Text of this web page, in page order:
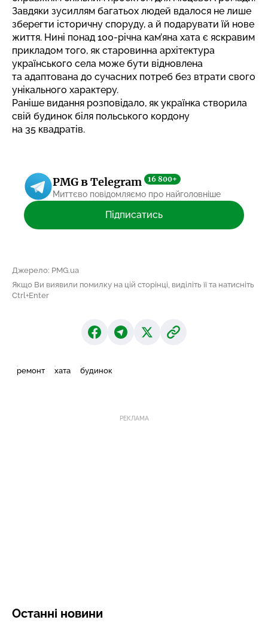
Завдяки зусиллям багатьох людей вдалося не лише
зберегти історичну споруду, а й подарувати їй нове
життя. Нині понад 100-річна кам’яна хата є яскравим
прикладом того, як старовинна архітектура
українського села може бути відновлена
та адаптована до сучасних потреб без втрати свого
унікального характеру.
Раніше видання розповідало, як українка створила
свій будинок біля польського кордону
на 35 квадратів.
PMG в Telegram 16 800+
Миттєво повідомляємо про найголовніше
Підписатись
Джерело: PMG.ua
Якщо Ви виявили помилку на цій сторінці, виділіть її та натисніть
Ctrl+Enter
ремонт хата будинок
РЕКЛАМА
Останні новини